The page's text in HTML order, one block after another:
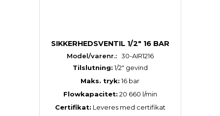
SIKKERHEDSVENTIL 1/2" 16 BAR
Model/varenr.: 30-AIR1216
Tilslutning:1/2″ gevind
Maks. tryk:16 bar
Flowkapacitet: 20 660 l/min
Certifikat: Leveres med certifikat